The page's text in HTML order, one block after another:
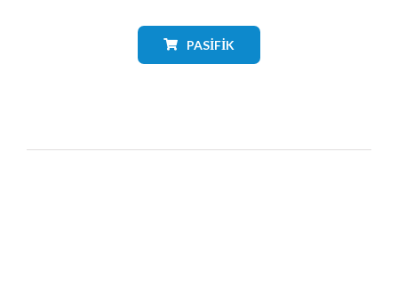
PASIFIK